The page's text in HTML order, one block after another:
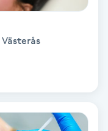
Västerås